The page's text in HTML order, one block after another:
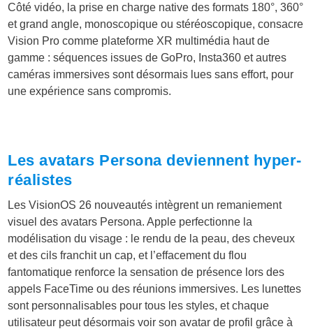
Côté vidéo, la prise en charge native des formats 180°, 360°
et grand angle, monoscopique ou stéréoscopique, consacre
Vision Pro comme plateforme XR multimédia haut de
gamme : séquences issues de GoPro, Insta360 et autres
caméras immersives sont désormais lues sans effort, pour
une expérience sans compromis.
Les avatars Persona deviennent hyper-
réalistes
Les VisionOS 26 nouveautés intègrent un remaniement
visuel des avatars Persona. Apple perfectionne la
modélisation du visage : le rendu de la peau, des cheveux
et des cils franchit un cap, et l’effacement du flou
fantomatique renforce la sensation de présence lors des
appels FaceTime ou des réunions immersives. Les lunettes
sont personnalisables pour tous les styles, et chaque
utilisateur peut désormais voir son avatar de profil grâce à